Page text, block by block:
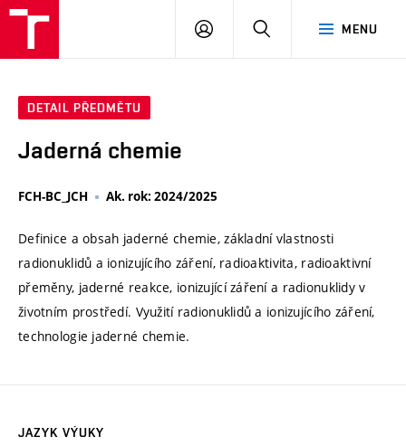
MENU
PŘIHLÁSIT
DETAIL PŘEDMĚTU
Jaderná chemie
FCH-BC_JCH Ak. rok: 2024/2025
Definice a obsah jaderné chemie, základní vlastnosti
radionuklidů a ionizujícího záření, radioaktivita, radioaktivní
přeměny, jaderné reakce, ionizující záření a radionuklidy v
životním prostředí. Využití radionuklidů a ionizujícího záření,
technologie jaderné chemie.
JAZYK VÝUKY